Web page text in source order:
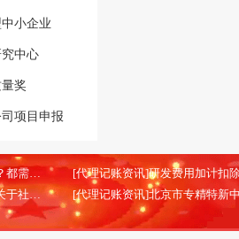
小企业
中心
奖
项目申报
[代理记账资讯]北京代理记账报税怎么办理？都需要哪些材料？ (2026-02-13)
[代理记账资讯]国家税务总局湖南省税务局关于社会保险费信息系统停机的通告 (2025-08-28)